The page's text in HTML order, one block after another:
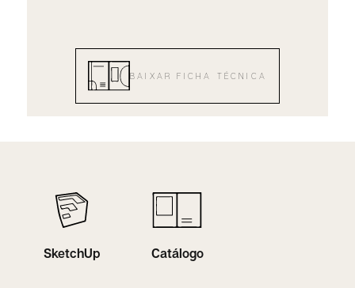
BAIXAR FICHA TÉCNICA
SketchUp Catálogo